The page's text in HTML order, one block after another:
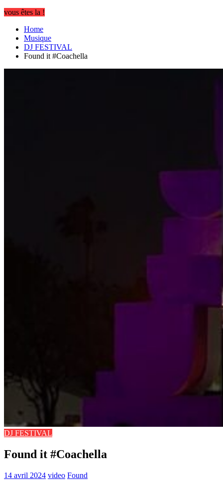
vous êtes la !
Home
Musique
DJ FESTIVAL
Found it #Coachella
DJ FESTIVAL
Found it #Coachella
14 avril 2024 video Found